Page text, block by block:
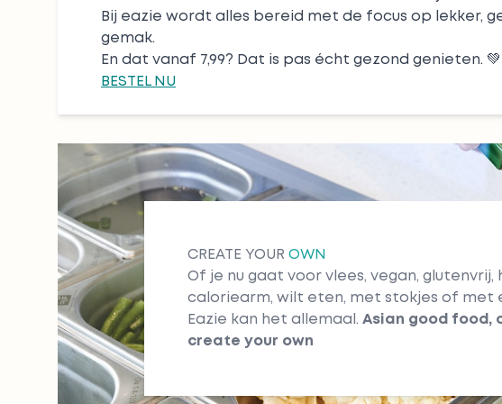
Bij eazie wordt alles bereid met de focus op lekker,
gemak.
En dat vanaf 7,99? Dat is pas écht gezond genieten. 💚
BESTEL NU
CREATE YOUR OWN
Of je nu gaat voor vlees, vegan, glutenvrij,
caloriearm, wilt eten, met stokjes of met
Eazie kan het allemaal. Asian good food,
create your own